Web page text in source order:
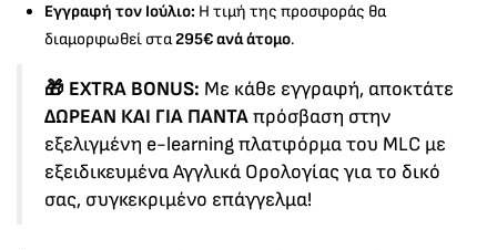
Εγγραφή τον Ιούλιο: Η τιμή της προσφοράς θα
διαμορφωθεί στα295€ ανά άτομο.
🎁 EXTRA BONUS: Με κάθε εγγραφή, αποκτάτε
ΔΩΡΕΑΝ ΚΑΙ ΓΙΑ ΠΑΝΤΑπρόσβαση στην
εξελιγμένη e-learning πλατφόρμα του MLC με
εξειδικευμένα Αγγλικά Ορολογίας για το δικό
σας, συγκεκριμένο επάγγελμα!